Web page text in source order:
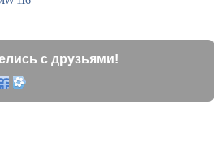
с друзьями!